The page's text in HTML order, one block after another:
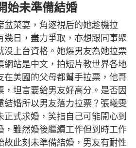
始未準備結婚
盆菜宴，角逐視后的她趁機拉
幾日，盡力爭取，亦想跟同事聚
沒上台資格。她爆男友為她拉票
網站是中文，拍短片教世界各地
在美國的父母都幫手拉票，他哥
，坦言要給男友好高分。是否因
結婚所以男友落力拉票？張曦雯
正式求婚，笑指自己可能開心到
，雖然婚後繼續工作但到時工作
故此刻未準備結婚，男友有耐性